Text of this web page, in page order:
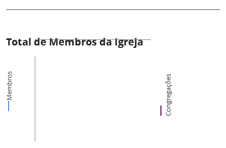
Total de Membros da Igreja
Membros Congregações